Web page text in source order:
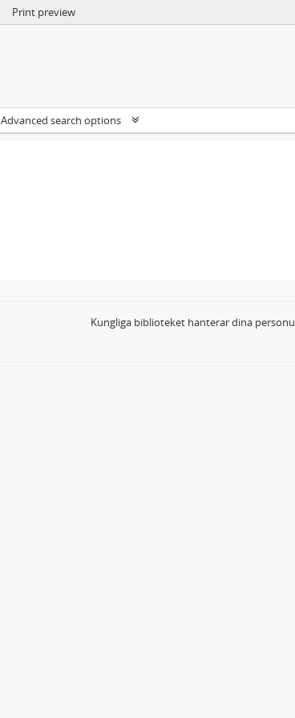
Print preview
Advanced search options
Kungliga biblioteket hanterar dina